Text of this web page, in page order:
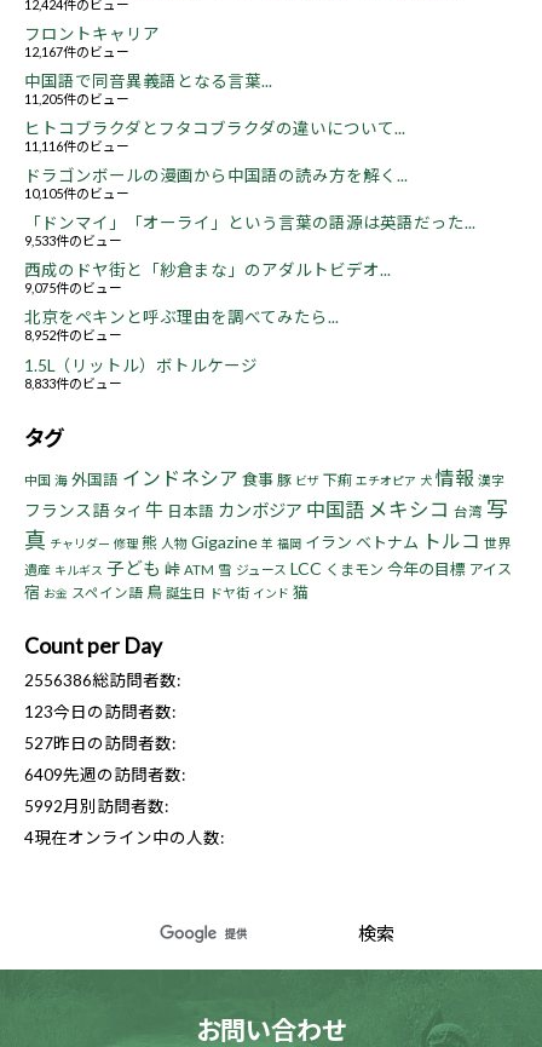
12,424件のビュー
フロントキャリア
12,167件のビュー
中国語で同音異義語となる言葉...
11,205件のビュー
ヒトコブラクダとフタコブラクダの違いについて...
11,116件のビュー
ドラゴンボールの漫画から中国語の読み方を解く...
10,105件のビュー
「ドンマイ」「オーライ」という言葉の語源は英語だった...
9,533件のビュー
西成のドヤ街と「紗倉まな」のアダルトビデオ...
9,075件のビュー
北京をペキンと呼ぶ理由を調べてみたら...
8,952件のビュー
1.5L（リットル）ボトルケージ
8,833件のビュー
タグ
中国 海 外国語 インドネシア 食事 豚 ビザ 下痢 エチオピア 犬 情報 漢字
フランス語 タイ 牛 日本語 カンボジア 中国語 メキシコ 台湾 写
真 チャリダー 修理 熊 人物 Gigazine 羊 福岡 イラン ベトナム トルコ 世界
遺産 キルギス 子ども 峠 ATM 雪 ジュース LCC くまモン 今年の目標 アイス
宿 お金 スペイン語 鳥 誕生日 ドヤ街 インド 猫
Count per Day
2556386総訪問者数:
123今日の訪問者数:
527昨日の訪問者数:
6409先週の訪問者数:
5992月別訪問者数:
4現在オンライン中の人数:
お問い合わせ